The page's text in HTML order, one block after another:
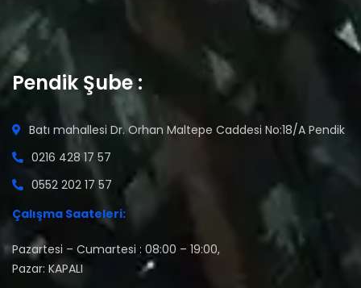
Pendik Şube :
Batı mahallesi Dr. Orhan Maltepe Caddesi No:18/A Pendik
0216 428 17 57
0552 202 17 57
Çalışma Saateleri:
Pazartesi – Cumartesi : 08:00 – 19:00,
Pazar: KAPALI